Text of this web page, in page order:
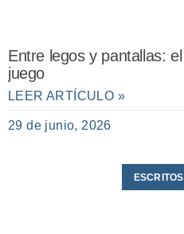
Entre legos y pantallas:
juego
LEER ARTÍCULO »
29 de junio, 2026